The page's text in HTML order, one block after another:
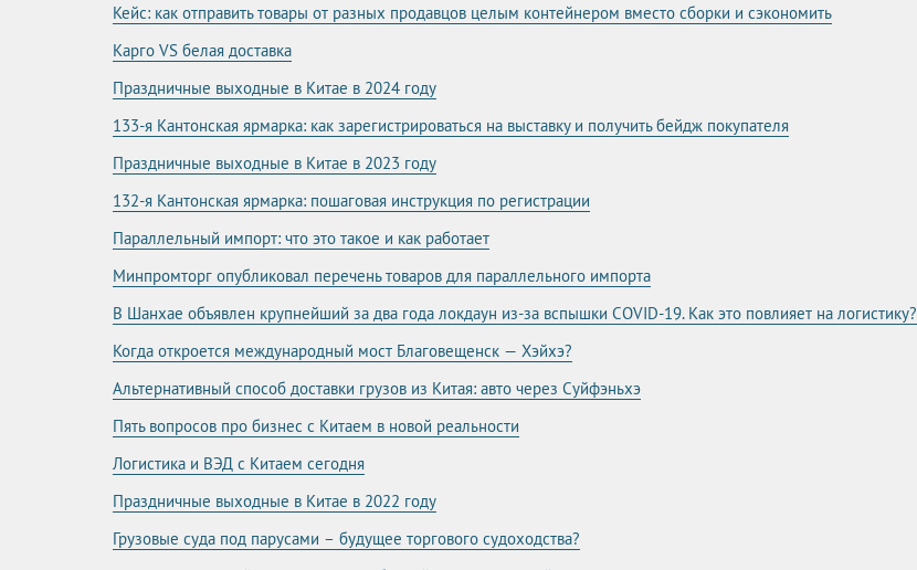
Кейс: как отправить товары от разных продавцов целым контейнером вместо сборки и сэкономить
Карго VS белая доставка
Праздничные выходные в Китае в 2024 году
133-я Кантонская ярмарка: как зарегистрироваться на выставку и получить бейдж покупателя
Праздничные выходные в Китае в 2023 году
132-я Кантонская ярмарка: пошаговая инструкция по регистрации
Параллельный импорт: что это такое и как работает
Минпромторг опубликовал перечень товаров для параллельного импорта
В Шанхае объявлен крупнейший за два года локдаун из-за вспышки COVID-19. Как это повлияет на логистику?
Когда откроется международный мост Благовещенск — Хэйхэ?
Альтернативный способ доставки грузов из Китая: авто через Суйфэньхэ
Пять вопросов про бизнес с Китаем в новой реальности
Логистика и ВЭД с Китаем сегодня
Праздничные выходные в Китае в 2022 году
Грузовые суда под парусами – будущее торгового судоходства?